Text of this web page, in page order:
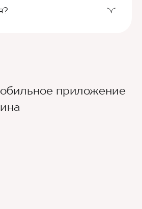
далее направо. По улице
прямо, спускаемся по
школ (путь лежит между
приложение